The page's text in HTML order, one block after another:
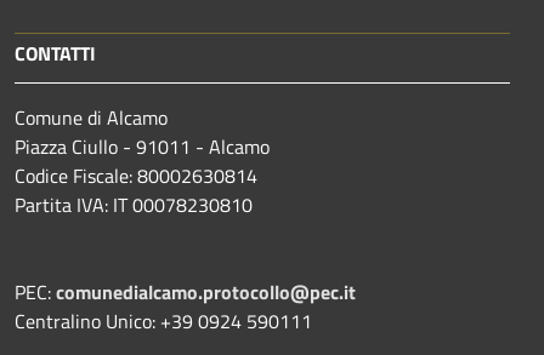
CONTATTI
Comune di Alcamo
Piazza Ciullo - 91011 - Alcamo
Codice Fiscale: 80002630814
Partita IVA: IT 00078230810
PEC:comunedialcamo.protocollo@pec.it
Centralino Unico: +39 0924 590111